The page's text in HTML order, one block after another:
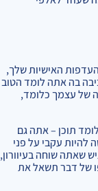
האישיות שלך,
בה אתה לומד הטוב
של עצמך כלומד,
תוכן – אתה גם
עקבי על פני
שאתה שוחה בעיוורון,
של דבר תשאל את